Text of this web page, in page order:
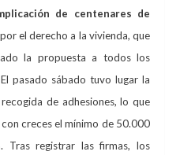
de centenares de
por el derecho a la vivienda, que
la propuesta a todos los
pasado sábado tuvo lugar la
de adhesiones, lo que
creces el mínimo de 50.000
Tras registrar las firmas, los